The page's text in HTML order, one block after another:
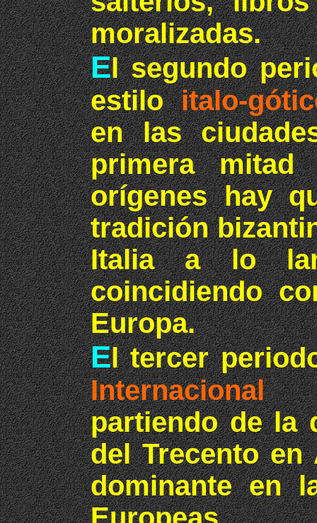
moralizadas.
El segundo
estiloitalo-
en las
primera
orígenes hay
tradición
Italia a lo
coincidiendo
Europa.
El tercer
Internacional
partiendo de la
del Trecento
dominante en